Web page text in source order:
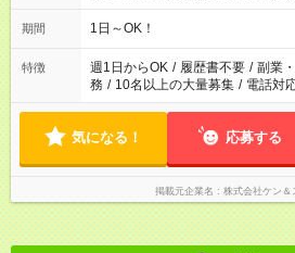
り、残業の可能性があります。 ▽その他イベント多数▽ 午前中
だけ！ ・7:00～12:00 午後だけ！ ・20:00～23:00 がっつり！
曜日イベントにより異なります。
期間 1日～OK！
特徴 週1日からOK / 履歴書不要 / 副業
務 / 10名以上の大量募集 / 電話対
気になる！ 応募する
掲載元企業名 株式会社ケン＆